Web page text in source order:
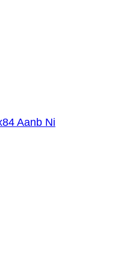
Aanb Ni